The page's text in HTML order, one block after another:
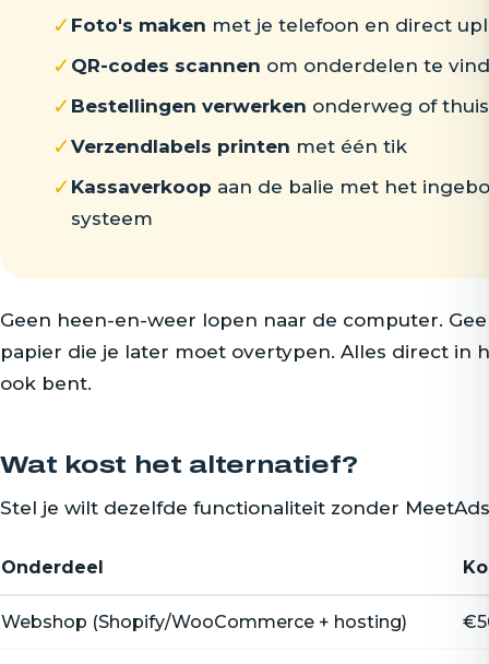
✓ Foto's maken met je telefoon en direct
✓ QR-codes scannen om onderdelen te
✓ Bestellingen verwerken onderweg of thuis
✓Verzendlabels printen met één tik
✓ Kassaverkoop aan de balie met het
systeem
Geen heen-en-weer lopen naar de computer.
papier die je later moet overtypen. Alles direct in
ook bent.
Wat kost het alternatief?
Stel je wilt dezelfde functionaliteit zonder
Onderdeel
Webshop (Shopify/WooCommerce + hosting)